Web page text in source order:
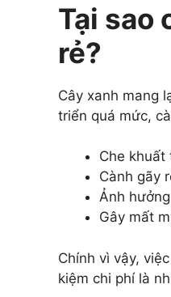
Tại sao
rẻ?
Cây xanh mang
triển quá mức,
Che khuất
Cành gãy
Ảnh
Gây mất
Chính vì vậy,
kiệm chi phí là